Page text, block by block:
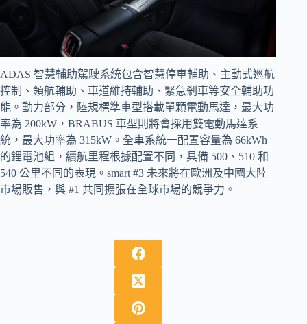
ADAS 智慧輔助駕駛系統包含智慧停車輔助、主動式巡航
控制、領航輔助、車道維持輔助、緊急剎車等安全輔助功
能。動力部分，陸規標準車型搭載單顆電動馬達，最大功
率為 200kW，BRABUS 車型則將會採用雙電動馬達系
統，最大功率為 315kW。全車系統一配置容量為 66kWh
的鋰電池組，續航里程根據配置不同，具備 500、510 和
540 公里不同的表現。smart #3 未來將在歐洲及中國大陸
市場販售，與 #1 共同擴張在全球市場的競爭力。